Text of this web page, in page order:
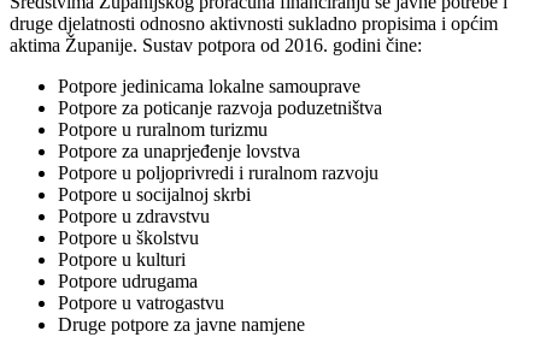
druge djelatnosti odnosno aktivnosti sukladno propisima i općim
aktima Županije. Sustav potpora od 2016. godini čine:
Potpore jedinicama lokalne samouprave
Potpore za poticanje razvoja poduzetništva
Potpore u ruralnom turizmu
Potpore za unaprjeđenje lovstva
Potpore u poljoprivredi i ruralnom razvoju
Potpore u socijalnoj skrbi
Potpore u zdravstvu
Potpore u školstvu
Potpore u kulturi
Potpore udrugama
Potpore u vatrogastvu
Druge potpore za javne namjene